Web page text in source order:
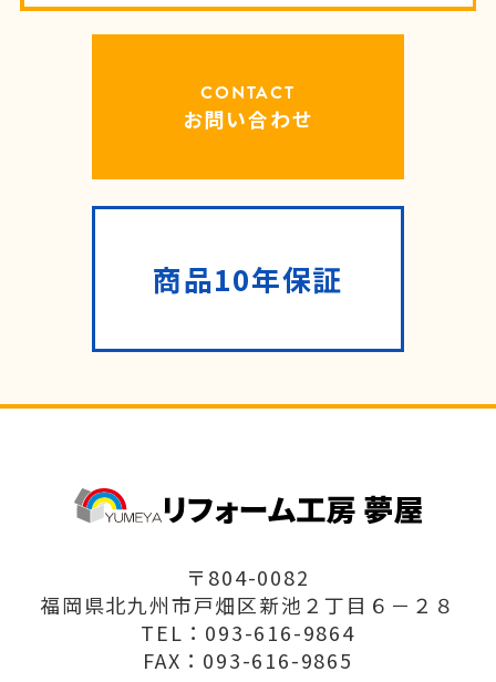
CONTACT
お問い合わせ
商品10年保証
〒804-0082
福岡県北九州市戸畑区新池２丁目６－２８
TEL：093-616-9864
FAX：093-616-9865